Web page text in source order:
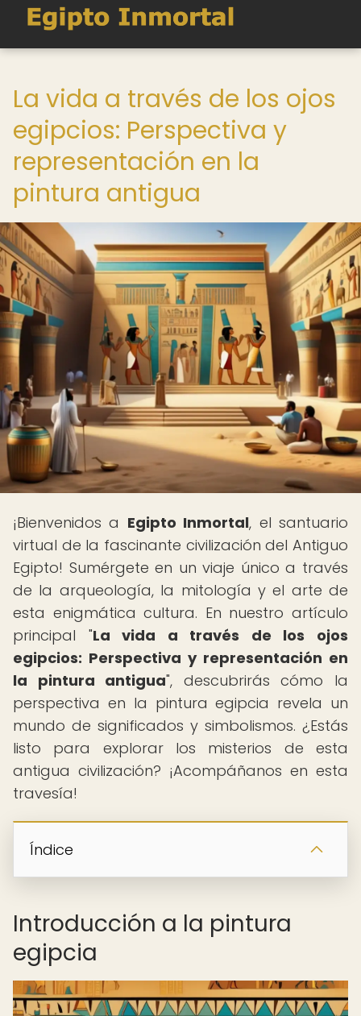
La vida a través de los ojos
egipcios: Perspectiva y
representación en la
pintura antigua
¡Bienvenidos a Egipto Inmortal, el santuario
virtual de la fascinante civilización del Antiguo
Egipto! Sumérgete en un viaje único a través
de la arqueología, la mitología y el arte de
esta enigmática cultura. En nuestro artículo
principal "La vida a través de los ojos
egipcios: Perspectiva y representación en
la pintura antigua", descubrirás cómo la
perspectiva en la pintura egipcia revela un
mundo de significados y simbolismos. ¿Estás
listo para explorar los misterios de esta
antigua civilización? ¡Acompáñanos en esta
travesía!
Índice
Introducción a la pintura
egipcia